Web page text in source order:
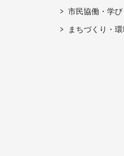
市民協働・学び
まちづくり・環